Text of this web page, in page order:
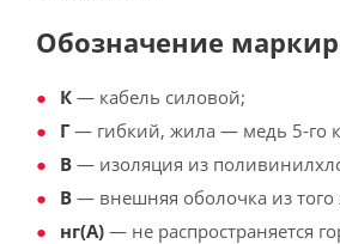
Обозначение
К — кабель силовой;
Г — гибкий, жила — медь 5-го
В — изоляция из
В — внешняя оболочка из того
нг(А) — не распространяется